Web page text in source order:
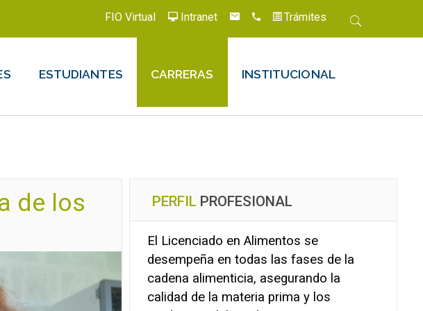
FIO Virtual Intranet Trámites
ESTUDIANTES CARRERAS INSTITUCIONAL
de los
PERFIL PROFESIONAL
El Licenciado en Alimentos se
desempeña en todas las fases de la
cadena alimenticia, asegurando la
calidad de la materia prima y los